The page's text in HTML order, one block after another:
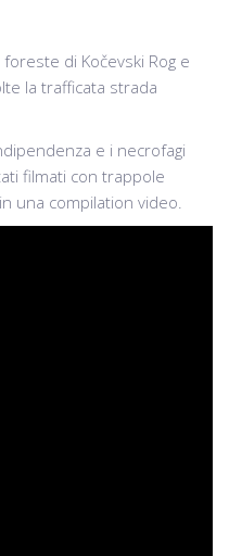
di Kočevski Rog e
la trafficata strada
e i necrofagi
filmati con trappole
una compilation video.